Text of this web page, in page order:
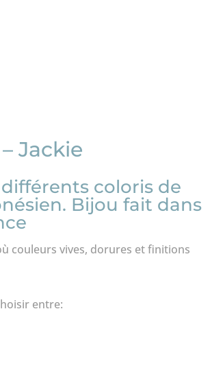
Jackie
coloris de
Bijou fait dans
couleurs vives, dorures et finitions
entre: